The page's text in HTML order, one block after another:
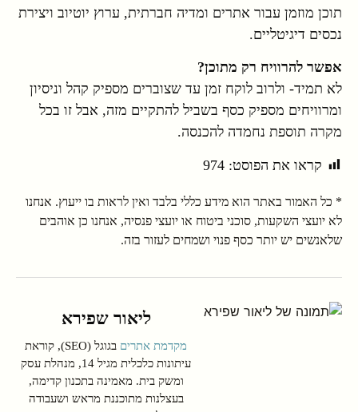
תוכן מוזמן עבור אתרים ומדיה חברתית, ערוץ יוטיוב ויצירת
נכסים דיגיטליים.
אפשר להרוויח רק מתוכן?
לא תמיד- ולרוב לוקח זמן עד שצוברים מספיק קהל וניסיון
ומרוויחים מספיק כסף בשביל להתקיים מזה, אבל זו בכל
מקרה תוספת נחמדה להכנסה.
קראו את הפוסט: 974
* כל האמור באתר הוא מידע כללי בלבד ואין לראות בו ייעוץ. אנחנו
לא יועצי השקעות, סוכני ביטוח או יועצי פנסיה, אנחנו כן אוהבים
שלאנשים יש יותר כסף פנוי ושמחים לעזור בזה.
ליאור שפירא
מקדמת אתרים
בגוגל (SEO), קוראת
עיתונות כלכלית מגיל 14, מנהלת עסק
ומשק בית. מאמינה בתכנון קדימה,
בעצלנות מתוכננת מראש ושעבודה